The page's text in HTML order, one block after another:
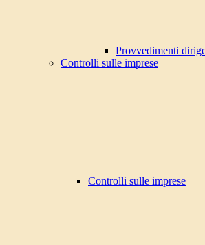
Provvedimenti
Controlli sulle imprese
Controlli sulle imprese